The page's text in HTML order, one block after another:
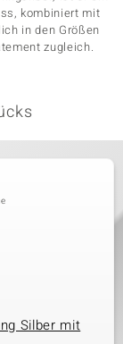
kombiniert mit
in den Größen
zugleich.
Silber mit